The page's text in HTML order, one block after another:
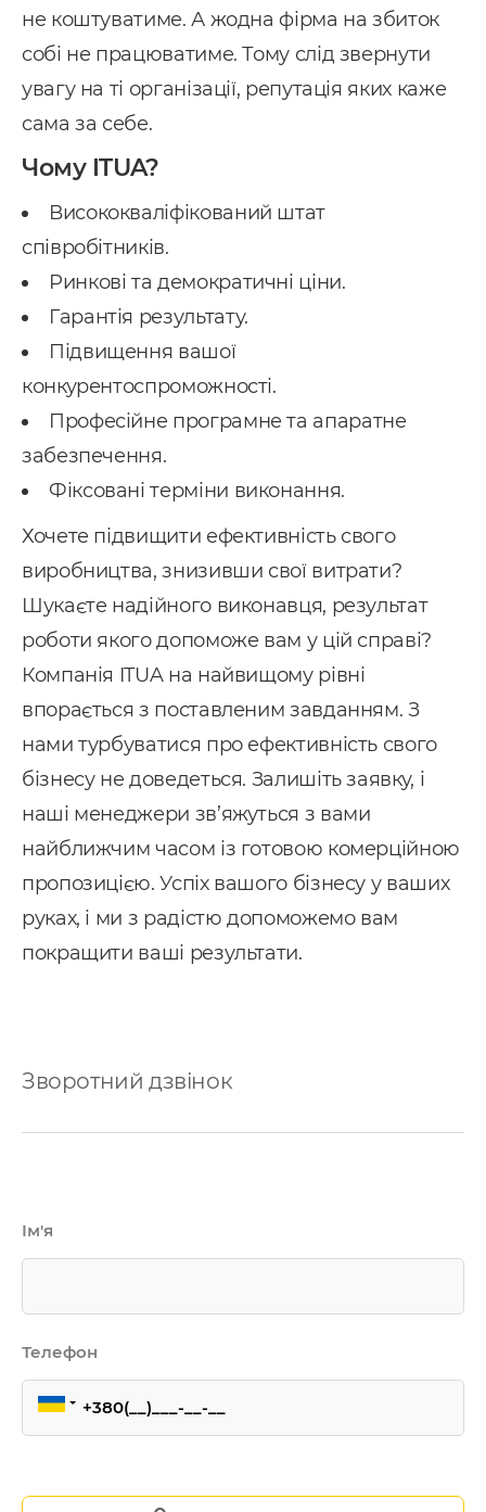
не коштуватиме. А жодна фірма на збиток
собі не працюватиме. Тому слід звернути
увагу на ті організації, репутація яких каже
сама за себе.
Чому ITUA?
Висококваліфікований штат
співробітників.
Ринкові та демократичні ціни.
Гарантія результату.
Підвищення вашої
конкурентоспроможності.
Професійне програмне та апаратне
забезпечення.
Фіксовані терміни виконання.
Хочете підвищити ефективність свого
виробництва, знизивши свої витрати?
Шукаєте надійного виконавця, результат
роботи якого допоможе вам у цій справі?
Компанія ITUA на найвищому рівні
впорається з поставленим завданням. З
нами турбуватися про ефективність свого
бізнесу не доведеться. Залишіть заявку, і
наші менеджери зв’яжуться з вами
найближчим часом із готовою комерційною
пропозицією. Успіх вашого бізнесу у ваших
руках, і ми з радістю допоможемо вам
покращити ваші результати.
Зворотний дзвінок
Ім'я
Телефон